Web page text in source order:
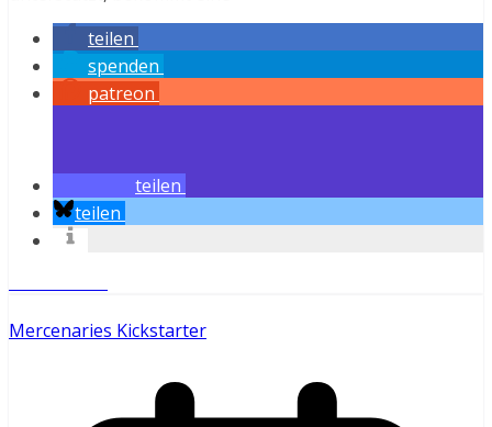
teilen
spenden
patreon
teilen
teilen
Mercenaries Kickstarter